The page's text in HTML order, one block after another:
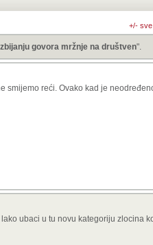
+/-
govora mržnje na društven".
smijemo reći. Ovako kad je
ubaci u tu novu kategoriju zlocina